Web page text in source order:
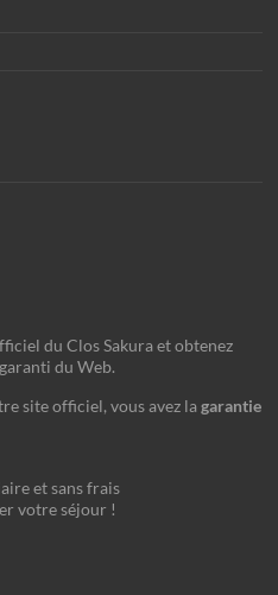
du Clos Sakura et obtenez
du Web.
site officiel, vous avez lagarantie
et sans frais
votre séjour !